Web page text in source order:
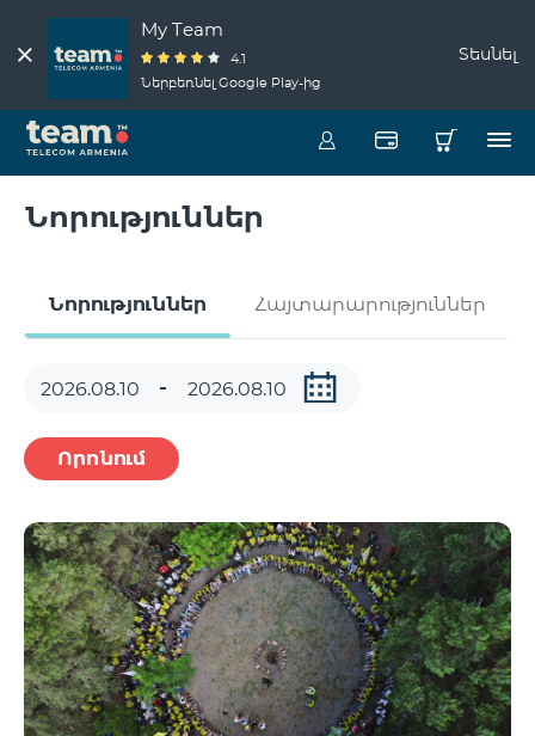
My Team
4.1
Ներբեռնել Google Play-ից
Տեսնել
Նորություններ
Նորություններ Հայտարարություններ
Որոնում